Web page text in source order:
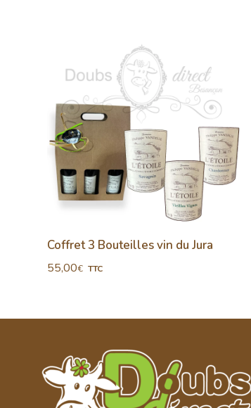
Coffret 3 Bouteilles vin du Jura
55,00€ TTC